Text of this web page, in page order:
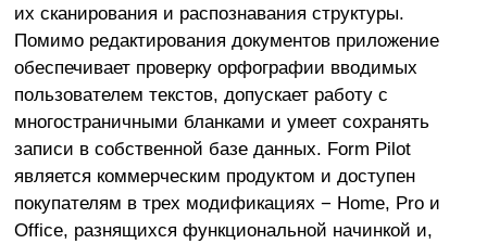
их сканирования и распознавания структуры.
Помимо редактирования документов приложение
обеспечивает проверку орфографии вводимых
пользователем текстов, допускает работу с
многостраничными бланками и умеет сохранять
записи в собственной базе данных. Form Pilot
является коммерческим продуктом и доступен
покупателям в трех модификациях − Home, Pro и
Office, разнящихся функциональной начинкой и,